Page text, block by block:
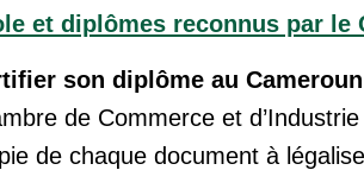
et diplômes reconnus par le
son diplôme au
de Commerce et
de chaque document à